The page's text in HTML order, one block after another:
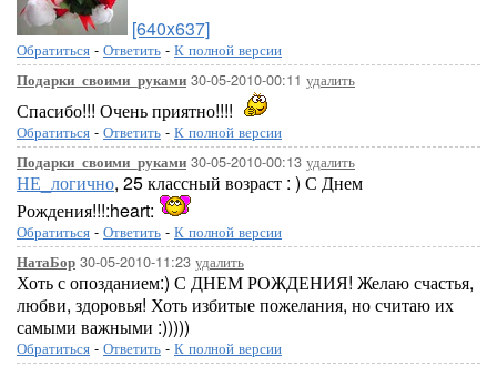
[640x637]
Обратиться - Ответить - К полной версии
Подарки_своими_руками 30-05-2010-00:11 удалить
Спасибо!!! Очень приятно!!!!
Обратиться - Ответить - К полной версии
Подарки_своими_руками 30-05-2010-00:13 удалить
НЕ_логично, 25 классный возраст : ) С Днем
Рождения!!!:heart:
Обратиться - Ответить - К полной версии
НатаБор 30-05-2010-11:23 удалить
Хоть с опозданием:) С ДНЕМ РОЖДЕНИЯ! Желаю счастья,
любви, здоровья! Хоть избитые пожелания, но считаю их
самыми важными :)))))
Обратиться - Ответить - К полной версии